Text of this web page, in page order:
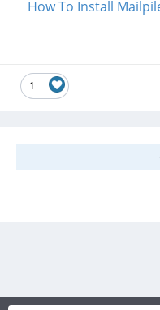
How To Install
1